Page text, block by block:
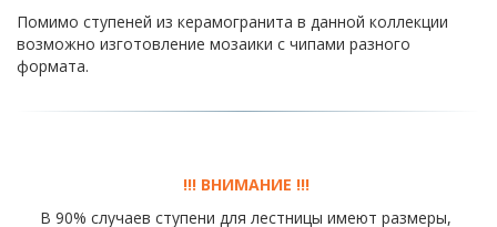
Помимо ступеней из керамогранита в данной коллекции
возможно изготовление мозаики с чипами разного
формата.
!!! ВНИМАНИЕ !!!
В 90% случаев ступени для лестницы имеют размеры,